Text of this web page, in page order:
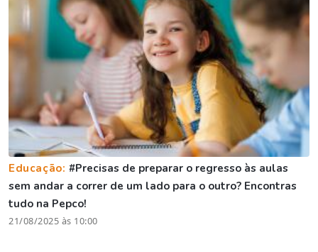
Educação:#Precisas de preparar o regresso às aulas
sem andar a correr de um lado para o outro? Encontras
tudo na Pepco!
21/08/2025 às 10:00